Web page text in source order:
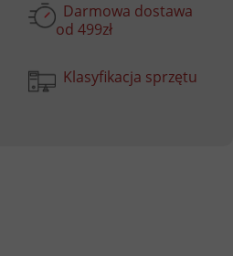
Darmowa dostawa
od 499zł
Klasyfikacja sprzętu